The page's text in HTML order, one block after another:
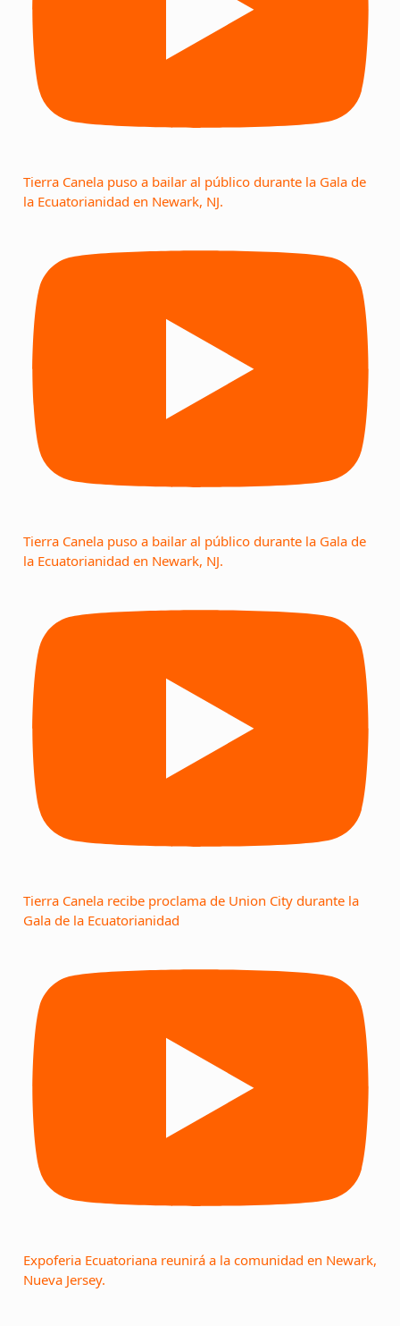
Tierra Canela puso a bailar al público durante la Gala de
la Ecuatorianidad en Newark, NJ.
Tierra Canela puso a bailar al público durante la Gala de
la Ecuatorianidad en Newark, NJ.
Tierra Canela recibe proclama de Union City durante la
Gala de la Ecuatorianidad
Expoferia Ecuatoriana reunirá a la comunidad en Newark,
Nueva Jersey.